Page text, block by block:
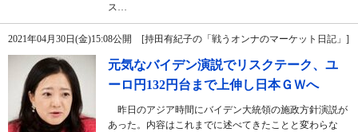
ス…
2021年04月30日(金)15:08公開 [持田有紀子の「戦うオンナのマーケット日記」]
元気なバイデン演説でリスクテーク、ユ
ーロ円132円台まで上伸し日本ＧＷへ
昨日のアジア時間にバイデン大統領の施政方針演説が
あった。内容はこれまでに述べてきたことと変わらな